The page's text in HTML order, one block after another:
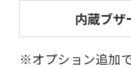
内蔵ブザ
※オプション追加